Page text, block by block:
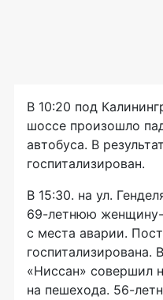
В 10:20 под
шоссе произошло
автобуса. В
госпитализирован.
В 15:30. на ул.
69-летнюю
с места аварии.
госпитализирована.
«Ниссан» совершил
на пешехода. 56-